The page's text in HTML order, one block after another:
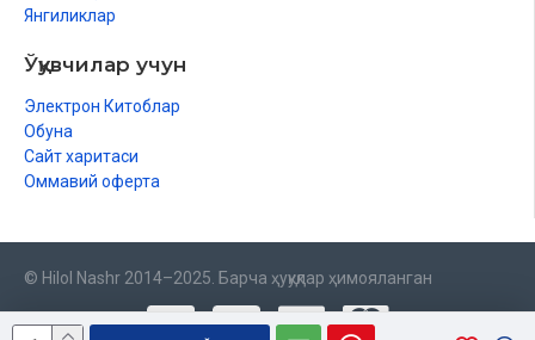
Янгиликлар
Ўқувчилар учун
Электрон Китоблар
Обуна
Сайт харитаси
Оммавий оферта
© Hilol Nashr 2014–2025. Барча ҳуқуқлар ҳимояланган